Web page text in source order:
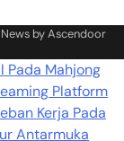
byAscendoor
Pada Mahjong
Platform
Kerja Pada
Antarmuka